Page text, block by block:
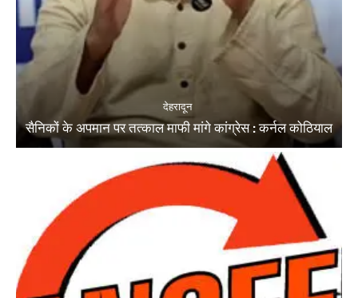
देहरादून
सैनिकों के अपमान पर तत्काल माफी मांगे कांग्रेस : कर्नल कोठियाल